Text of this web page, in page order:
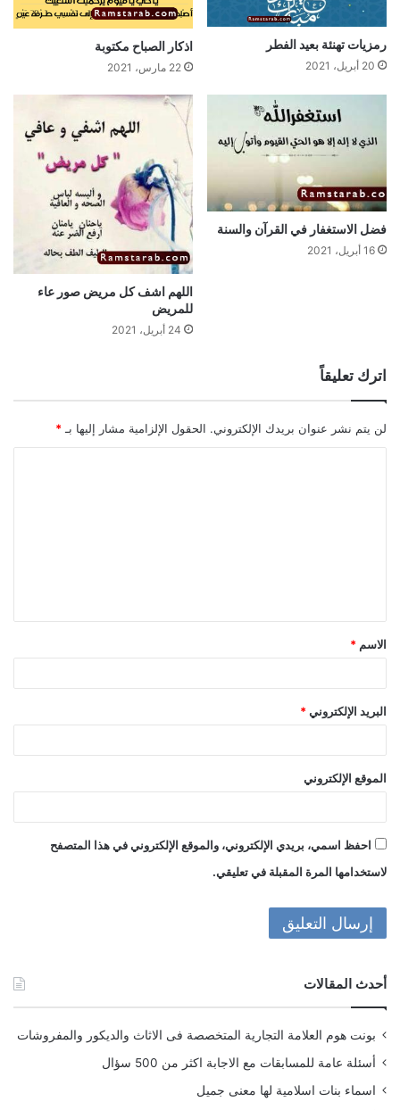
رمزيات تهنئة بعيد الفطر
20 أبريل، 2021
اذكار الصباح مكتوبة
22 مارس، 2021
فضل الاستغفار في القرآن والسنة
16 أبريل، 2021
اللهم اشف كل مريض صور عاء
للمريض
24 أبريل، 2021
اترك تعليقاً
لن يتم نشر عنوان بريدك الإلكتروني. الحقول الإلزامية مشار إليها بـ *
ق
*
الاسم *
البريد الإلكتروني *
الموقع الإلكتروني
احفظ اسمي، بريدي الإلكتروني، والموقع الإلكتروني في هذا المتصفح
لاستخدامها المرة المقبلة في تعليقي.
أحدث المقالات
بونت هوم العلامة التجارية المتخصصة فى الاثاث والديكور والمفروشات
أسئلة عامة للمسابقات مع الاجابة اكثر من 500 سؤال
اسماء بنات اسلامية لها معنى جميل